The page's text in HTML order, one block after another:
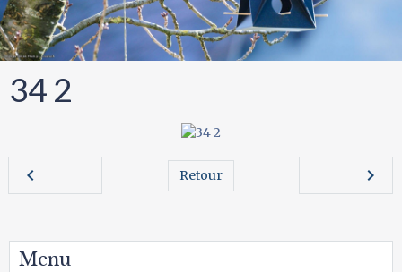
34 2
Retour
Menu